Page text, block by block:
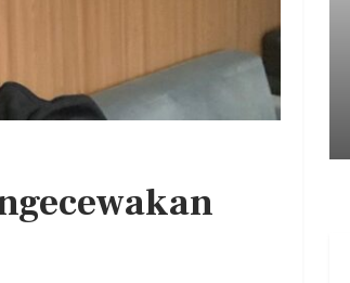
Pakai Gas Melon, Minyak Kita Dan
Beras SPHP,…
Admin